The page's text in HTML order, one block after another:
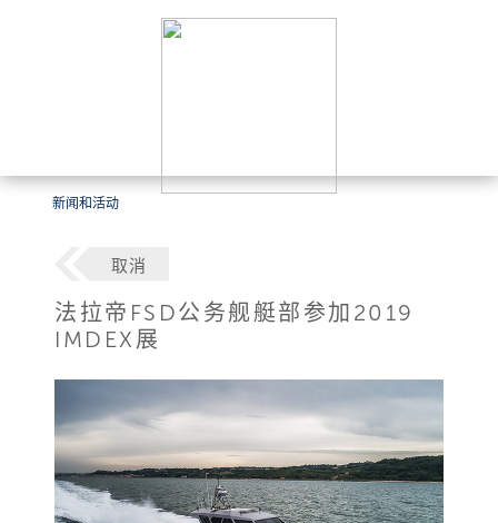
新闻和活动
取消
法拉帝FSD公务舰艇部参加2019
IMDEX展